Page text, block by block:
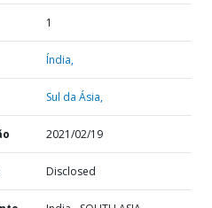
1
Índia,
Sul da Ásia,
2021/02/19
Disclosed